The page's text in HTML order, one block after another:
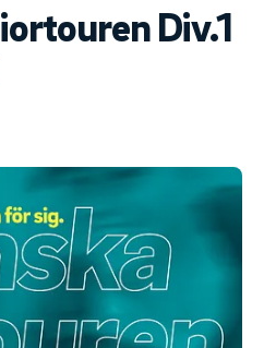
Div.1